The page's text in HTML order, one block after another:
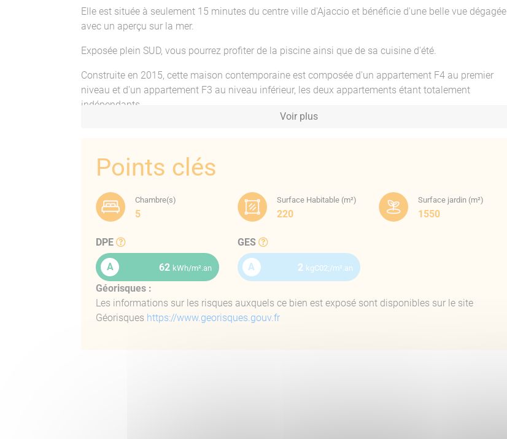
Elle est située à seulement 15 minutes du centre ville d'Ajaccio et bénéficie d'une belle vue dégagée
avec un aperçu sur la mer.
Exposée plein SUD, vous pourrez profiter de la piscine ainsi que de sa cuisine d'été.
Construite en 2015, cette maison contemporaine est composée d'un appartement F4 au premier
niveau et d'un appartement F3 au niveau inférieur, les deux appartements étant totalement
indépendants.
PRESTATIONS DE LA VILLA
Prestations du F4 :
Travertin, parquet,
Peintures lisses, travertin,
Climatisation réversible (DAIKIN) dans le salon et les chambres,
WC suspendus, lave mains dans le WC indépendant,
Dressing aménagé, placards aménagés,
Hauteur sous plafond : 2,50 m,
Douche, meuble simple vasque,
Menuiseries aluminium double vitrage intégral, bair vitrée à galandages dans le séjour coté
Voir plus
Points clés
Chambre(s)
5
Surface Habitable (m²)
220
Surface jardin (m²)
1550
DPE
A 62 kWh/m².an
GES
A 2 kgC02;/m².an
Géorisques :
Les informations sur les risques auxquels ce bien est exposé sont disponibles sur le site
Géorisques https://www.georisques.gouv.fr